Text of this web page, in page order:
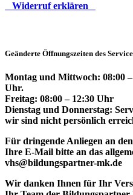
Widerruf erklären
Geänderte Öffnungszeiten des
Montag und Mittwoch: 08:00
Uhr.
Freitag: 08:00 – 12:30 Uhr
Dienstag und Donnerstag:
wir sind nicht persönlich
Für dringende Anliegen an den
Ihre E-Mail bitte an das
vhs@bildungspartner-mk.de
Wir danken Ihnen für Ihr